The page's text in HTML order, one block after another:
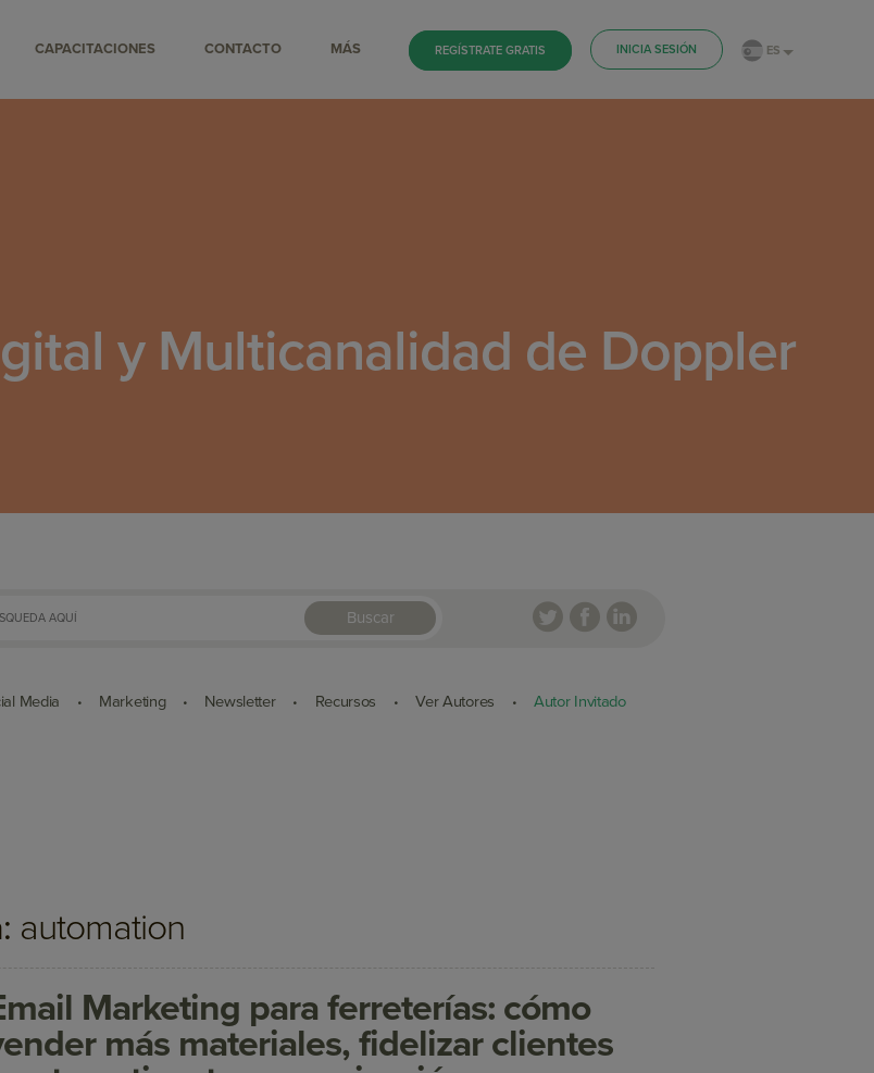
CAPACITACIONES CONTACTO MÁS REGÍSTRATE GRATIS INICIA SESIÓN ES
y Multicanalidad de Doppler
Buscar
Media • Marketing • Newsletter • Recursos • Ver Autores • Autor Invitado
automation
Marketing para ferreterías: cómo
más materiales, fidelizar clientes